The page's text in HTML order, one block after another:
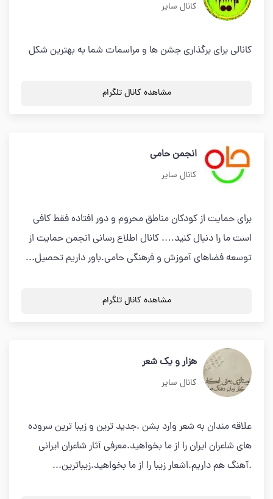
کانال سایر
کانالی برای برگذاری جشن ها و مراسمات شما به بهترین شکل
مشاهده کانال تلگرام
انجمن حامی
کانال سایر
برای حمایت از کودکان مناطق محروم و دور افتاده فقط کافی
است ما را دنبال کنید…. کانال اطلاع رسانی انجمن حمایت از
توسعه فضاهای آموزش و فرهنگی حامی.باور داریم تحصیل...
مشاهده کانال تلگرام
هزار و یک شعر
کانال سایر
علاقه مندان به شعر وارد بشن .جدید ترین و زیبا ترین سروده
های شاعران ایران را از ما بخواهید.معرفی آثار شاعران ایرانی
.آهنگ هم داریم.اشعار زیبا را از ما بخواهید.زیباترین...